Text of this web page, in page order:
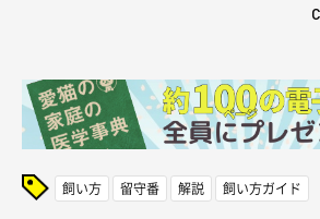
飼い方 留守番 解説 飼い方ガイド